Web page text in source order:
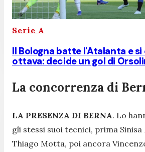
Serie A
Il Bologna batte l'Atalanta e
ottava: decide un gol di
La concorrenza di
LA PRESENZA DI BERNA. Lo
gli stessi suoi tecnici, prima
Thiago Motta, poi ancora